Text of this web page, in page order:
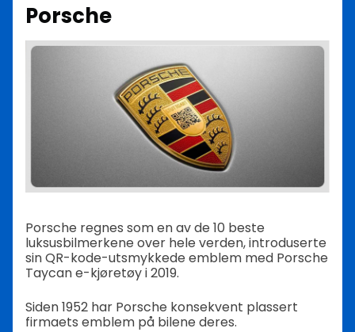
Porsche
Porsche regnes som en av de 10 beste
luksusbilmerkene over hele verden, introduserte
sin QR-kode-utsmykkede emblem med Porsche
Taycan e-kjøretøy i 2019.
Siden 1952 har Porsche konsekvent plassert
firmaets emblem på bilene deres.